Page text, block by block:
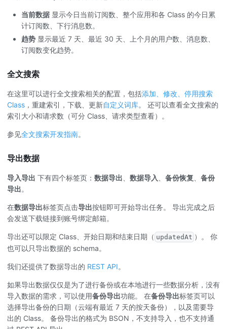
当前数据 显示今日当前订阅数、整个应用和各 Class 的今日累
计订阅数、下行消息数。
趋势 显示最近 7 天、最近 30 天、上个月的用户数、消息数、
订阅数变化趋势。
全文搜索
在这里可以进行全文搜索相关的配置，包括添加、修改、停用搜索
Class ，重建索引，下载、更新自定义词库。 还可以查看全文搜索的
索引大小和请求数（可分 Class、请求类型查看）。
参见全文搜索开发指南。
导出数据
导入导出 下有四个标签页： 数据导出 数据导入 备份恢复
备份
导出。
在数据导出标签页点击导出按钮即可开始导出任务。 导出完成之后
会发送下载链接到账号绑定邮箱。
导出还可以限定 Class、开始日期和结束日期（ updatedAt ）。 你
也可以只导出数据的 schema。
我们还提供了数据导出的 REST API。
如果导出数据仅仅是为了进行备份或在本地进行一些数据分析，没有
导入数据的需求，可以使用备份导出功能。 在备份导出标签页可以
选择导出备份的日期（云端有最近 7 天的按天备份），以及需要导
出的 Class。 备份导出的格式为 BSON，不支持导入，也不支持通